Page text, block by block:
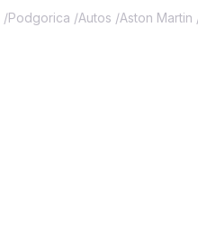
/Podgorica /Autos /Aston Martin